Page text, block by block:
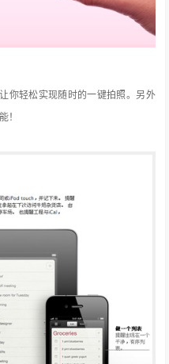
你轻松实现随时的一键拍照。另外
！